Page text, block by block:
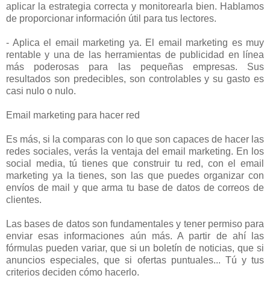
aplicar la estrategia correcta y monitorearla bien. Hablamos
de proporcionar información útil para tus lectores.
- Aplica el email marketing ya. El email marketing es muy
rentable y una de las herramientas de publicidad en línea
más poderosas para las pequeñas empresas. Sus
resultados son predecibles, son controlables y su gasto es
casi nulo o nulo.
Email marketing para hacer red
Es más, si la comparas con lo que son capaces de hacer las
redes sociales, verás la ventaja del email marketing. En los
social media, tú tienes que construir tu red, con el email
marketing ya la tienes, son las que puedes organizar con
envíos de mail y que arma tu base de datos de correos de
clientes.
Las bases de datos son fundamentales y tener permiso para
enviar esas informaciones aún más. A partir de ahí las
fórmulas pueden variar, que si un boletín de noticias, que si
anuncios especiales, que si ofertas puntuales... Tú y tus
criterios deciden cómo hacerlo.